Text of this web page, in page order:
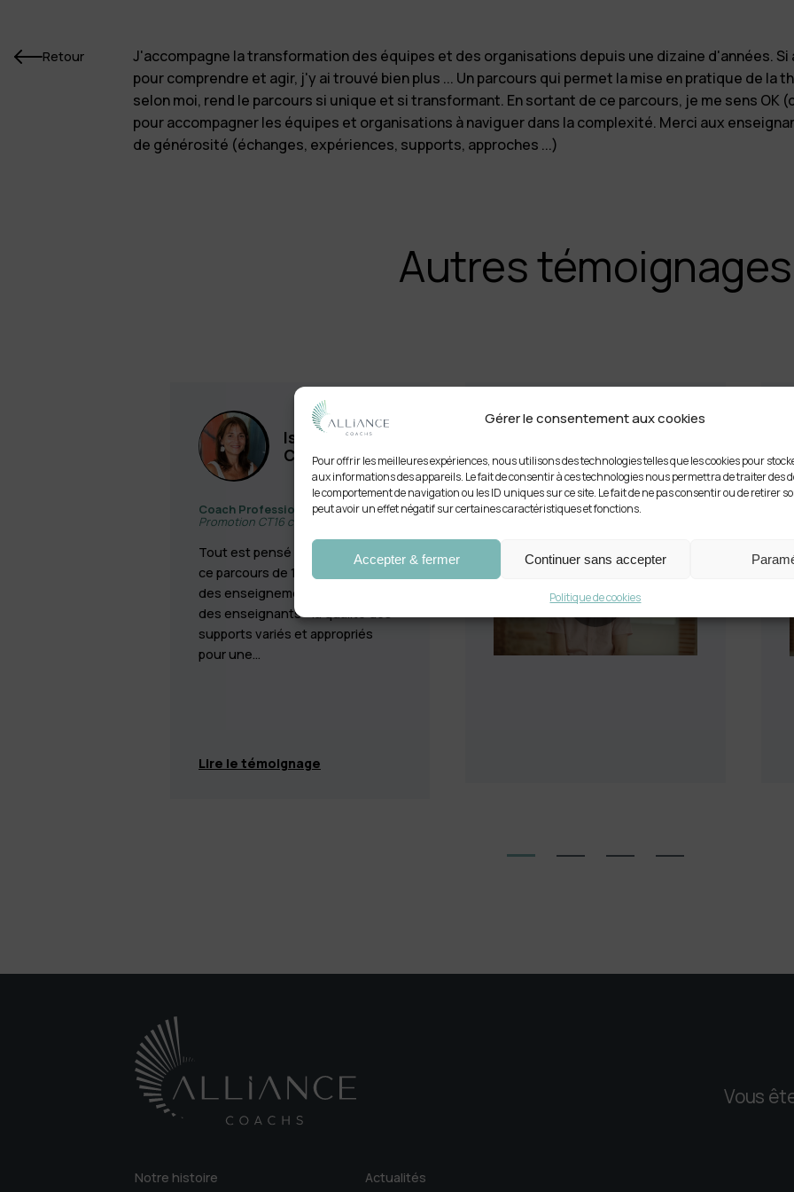
Gérer le consentement aux cookies
Pour offrir les meilleures expériences, nous utilisons des technologies telles que les cookies pour
aux informations des appareils. Le fait de consentir à ces technologies nous permettra de traiter des
le comportement de navigation ou les ID uniques sur ce site. Le fait de ne pas consentir ou de retirer
peut avoir un effet négatif sur certaines caractéristiques et fonctions.
Accepter & fermer Continuer sans accepter
Politique de cookies
Retour
J'accompagne la transformation des équipes et des organisations depuis une dizaine d'années.
pour comprendre et agir, j'y ai trouvé bien plus ... Un parcours qui permet la mise en pratique de
selon moi, rend le parcours si unique et si transformant. En sortant de ce parcours, je me sens OK
pour accompagner les équipes et organisations à naviguer dans la complexité. Merci aux
de générosité (échanges, expériences, supports, approches ...)
Autres témoignages
Isabelle
CAUBET
Coach Professionnelle
Promotion CT16 certifiée en 2024
Tout est pensé et réfléchi dans
ce parcours de 14 mois - la qualité
des enseignements et l'expertise
des enseignants - la qualité des
supports variés et appropriés
pour une…
Lire le témoignage
Boone
Manager Coach - Thales
Notre histoire Actualités
Vous